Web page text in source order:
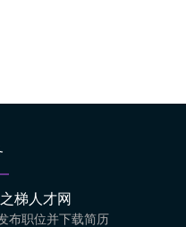
梯人才网
布职位并下载简历